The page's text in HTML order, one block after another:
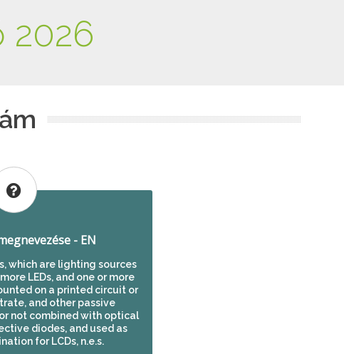
2026
- EN
which are lighting sources
LEDs, and one or more
on a printed circuit or
and other passive
not combined with optical
diodes, and used as
for LCDs, n.e.s.